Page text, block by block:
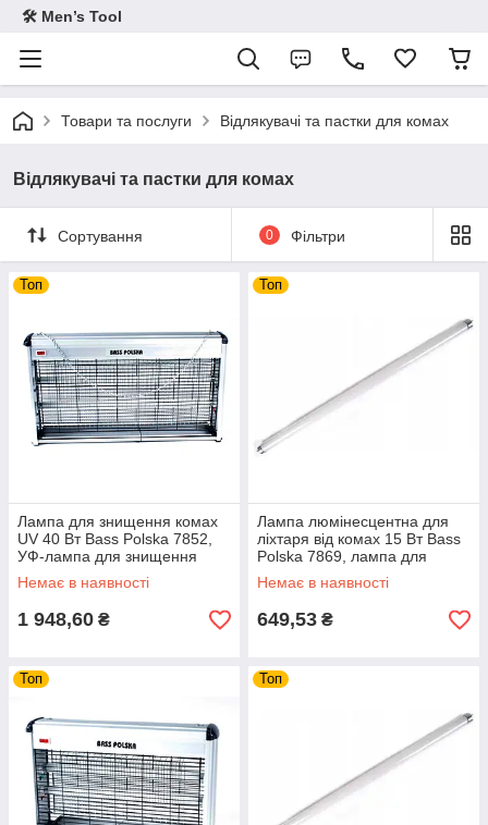
🛠 Men’s Tool
Товари та послуги Відлякувачі та пастки для комах
Відлякувачі та пастки для комах
Сортування 0 Фільтри
Топ
Лампа для знищення комах
UV 40 Вт Bass Polska 7852,
УФ-лампа для знищення
комах з двома
ультрафіолетовими лампами
Немає в наявності
1 948,60 ₴
Топ
Лампа люмінесцентна для
ліхтаря від комах 15 Вт Bass
Polska 7869, лампа для
відлякування комах, для
знищення комах
Немає в наявності
649,53 ₴
Топ Топ